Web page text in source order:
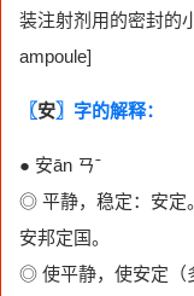
装注射剂用的密封的
ampoule]
〖安〗字的解释：
● 安ān ㄢˉ
◎ 平静，稳定：安定
安邦定国。
◎ 使平静，使安定（